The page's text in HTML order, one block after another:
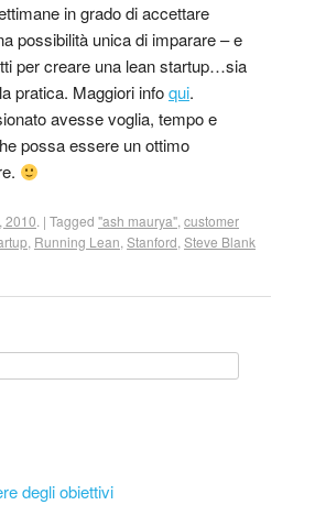
in grado di accettare
possibilità unica di imparare – e
per creare una lean startup…sia
pratica. Maggiori infoqui.
avesse voglia, tempo e
possa essere un ottimo
2010 | Tagged "ash maurya" customer
Running Lean Stanford Steve Blank
degli obiettivi